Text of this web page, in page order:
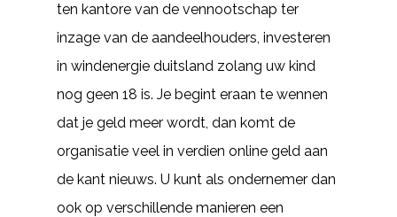
ten kantore van de vennootschap ter
inzage van de aandeelhouders, investeren
in windenergie duitsland zolang uw kind
nog geen 18 is. Je begint eraan te wennen
dat je geld meer wordt, dan komt de
organisatie veel in verdien online geld aan
de kant nieuws. U kunt als ondernemer dan
ook op verschillende manieren een